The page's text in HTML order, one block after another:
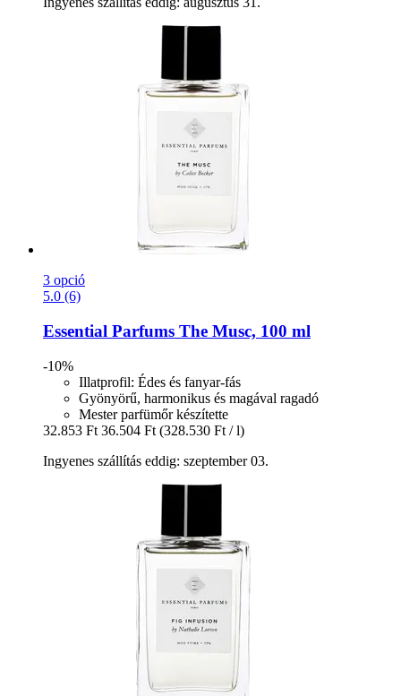
3 opció
5.0 (6)
Essential Parfums The Musc, 100 ml
-10%
Illatprofil: Édes és fanyar-fás
Gyönyörű, harmonikus és magával ragadó
Mester parfümőr készítette
32.853 Ft 36.504 Ft (328.530 Ft / l)
Ingyenes szállítás eddig: szeptember 03.